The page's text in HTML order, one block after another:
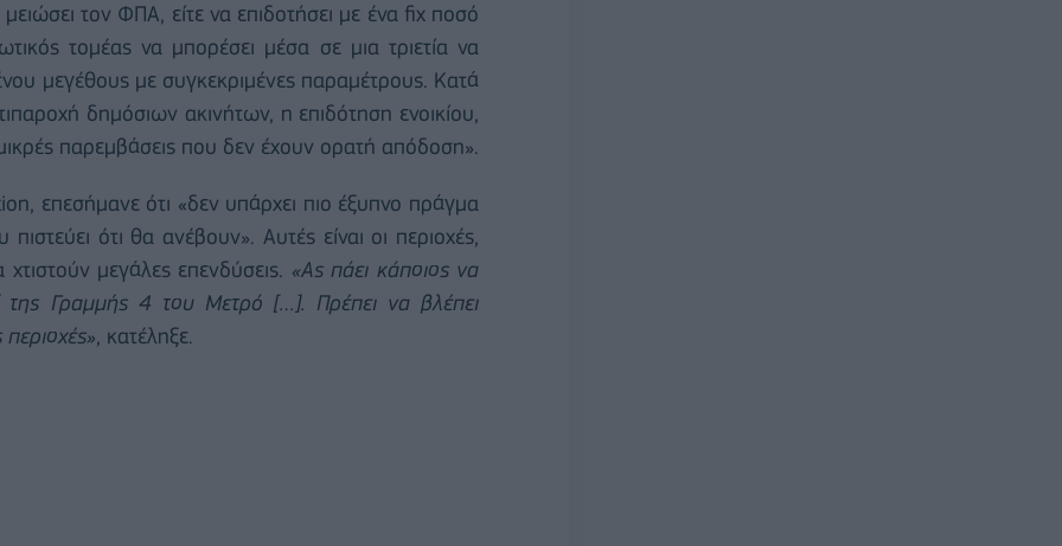
τον ΦΠΑ, είτε να επιδοτήσει με ένα fix ποσό
τομέας να μπορέσει μέσα σε μια τριετία να
μεγέθους με συγκεκριμένες παραμέτρους. Κατά
δημόσιων ακινήτων, η επιδότηση ενοικίου,
παρεμβάσεις που δεν έχουν ορατή απόδοση».
επεσήμανε ότι «δεν υπάρχει πιο έξυπνο πράγμα
ότι θα ανέβουν». Αυτές είναι οι περιοχές,
μεγάλες επενδύσεις. «Ας πάει κάποιος να
της Γραμμής 4 του Μετρό […]. Πρέπει να βλέπει
, κατέληξε.